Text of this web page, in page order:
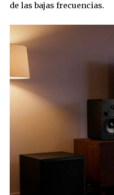
de las bajas frecuencias.